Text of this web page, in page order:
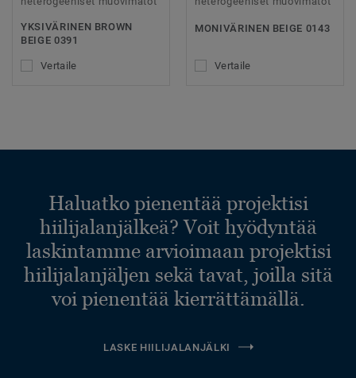
YKSIVÄRINEN BROWN
BEIGE 0391
Vertaile
MONIVÄRINEN BEIGE 0143
Vertaile
Haluatko pienentää projektisi
hiilijalanjälkeä? Voit hyödyntää
laskintamme arvioimaan projektisi
hiilijalanjäljen sekä tavat, joilla sitä
voi pienentää kierrättämällä.
LASKE HIILIJALANJÄLKI